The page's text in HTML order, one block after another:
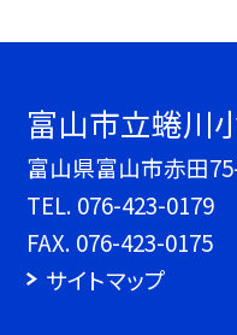
富山市立蜷川
富山県富山市赤田
TEL. 076-423-0179
FAX. 076-423-0175
サイトマップ